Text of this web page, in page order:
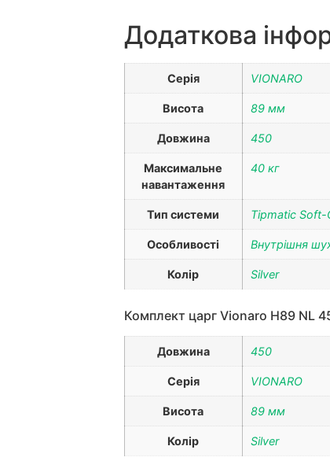
Додаткова
Серія VIONARO
Висота 89 мм
Довжина 450
Максимальне
навантаження
40 кг
Тип системи Tipmatic Soft-
Особливості Внутрішня
Колір Silver
Комплект царг Vionaro H89 NL
Довжина 450
Серія VIONARO
Висота 89 мм
Колір Silver